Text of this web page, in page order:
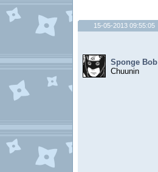
15-05-2013 09:55:05
Sponge Bob
Chuunin